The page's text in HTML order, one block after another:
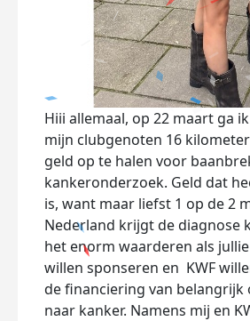
Hiii allemaal, op 22 maart ga
mijn clubgenoten 16
geld op te halen voor
kankeronderzoek. Geld dat
is, want maar liefst 1 op de 2
Nederland krijgt de diagnose
het enorm waarderen als
willen sponseren en KWF
de financiering van belangrijk
naar kanker. Namens mij en